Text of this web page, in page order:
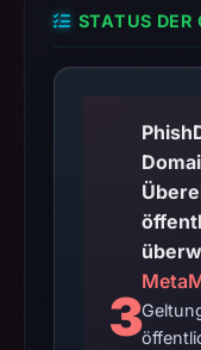
STATUS DER
3